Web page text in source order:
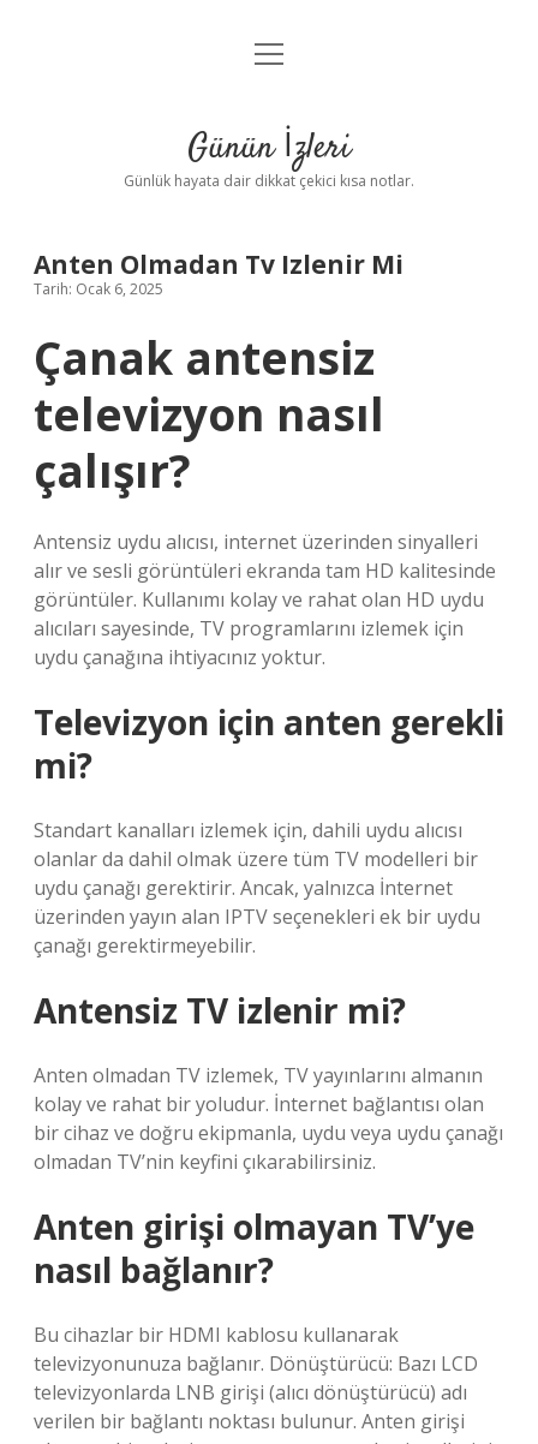
Anasayfa
Yasal Uyarı
menüyü
Günün İzleri
Günlük hayata dair dikkat çekici kısa notlar.
Anten Olmadan Tv Izlenir Mi
Tarih: Ocak 6, 2025
Çanak antensiz
televizyon nasıl
çalışır?
Antensiz uydu alıcısı, internet üzerinden sinyalleri
alır ve sesli görüntüleri ekranda tam HD kalitesinde
görüntüler. Kullanımı kolay ve rahat olan HD uydu
alıcıları sayesinde, TV programlarını izlemek için
uydu çanağına ihtiyacınız yoktur.
Televizyon için anten gerekli
mi?
Standart kanalları izlemek için, dahili uydu alıcısı
olanlar da dahil olmak üzere tüm TV modelleri bir
uydu çanağı gerektirir. Ancak, yalnızca İnternet
üzerinden yayın alan IPTV seçenekleri ek bir uydu
çanağı gerektirmeyebilir.
Antensiz TV izlenir mi?
Anten olmadan TV izlemek, TV yayınlarını almanın
kolay ve rahat bir yoludur. İnternet bağlantısı olan
bir cihaz ve doğru ekipmanla, uydu veya uydu çanağı
olmadan TV’nin keyfini çıkarabilirsiniz.
Anten girişi olmayan TV’ye
nasıl bağlanır?
Bu cihazlar bir HDMI kablosu kullanarak
televizyonunuza bağlanır. Dönüştürücü: Bazı LCD
televizyonlarda LNB girişi (alıcı dönüştürücü) adı
verilen bir bağlantı noktası bulunur. Anten girişi